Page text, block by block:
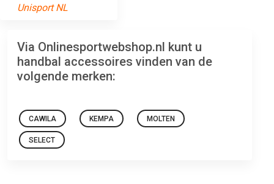
Unisport NL
Via Onlinesportwebshop.nl kunt u
handbal accessoires vinden van de
volgende merken:
CAWILA KEMPA MOLTEN
SELECT